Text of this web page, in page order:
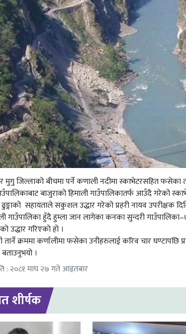
मुगु जिल्लाको बीचमा पर्ने कणाली नदीमा स्काभेटरसहित फसेका
बाजुराको हिमाली गाउँपालिकातर्फ आउँदै गरेको
सहायताले सकुशल उद्धार गरेको प्रहरी नायव उपरीक्षक
गाउँपालिका हुँदै हुम्ला जान लागेका कनका सुन्दरी
उद्धार गरिएको हो ।
क्रममा कर्णालीमा फसेका उनीहरुलाई करिव चार घण्टापछि
।
: २०८१ माघ २७ गते आइतबार
शीर्षक